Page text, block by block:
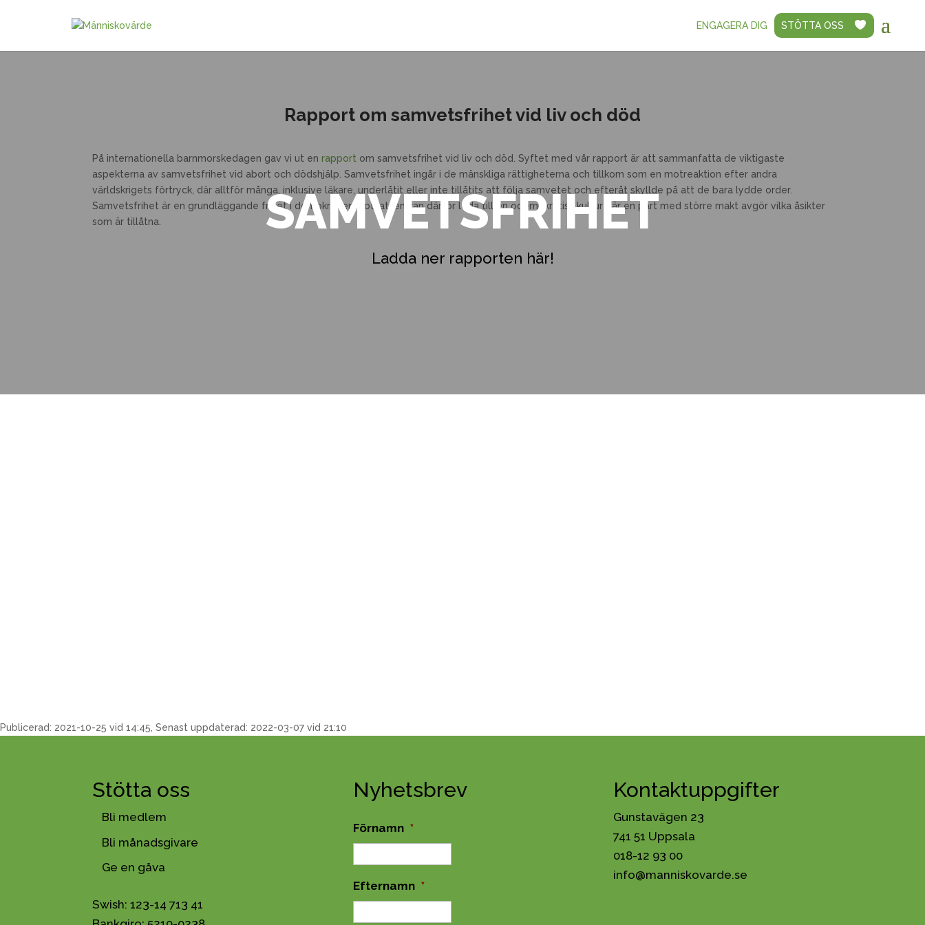
ENGAGERA DIG STÖTTA OSS
SAMVETSFRIHET
Rapport om samvetsfrihet vid liv och död
På internationella barnmorskedagen gav vi ut enrapport om samvetsfrihet vid liv och död. Syftet med vår rapport är att sammanfatta de viktigaste
aspekterna av samvetsfrihet vid abort och dödshjälp. Samvetsfrihet ingår i de mänskliga rättigheterna och tillkom som en motreaktion efter andra
världskrigets förtryck, där alltför många, inklusive läkare, underlåtit eller inte tillåtits att följa samvetet och efteråt skyllde på att de bara lydde order.
Samvetsfrihet är en grundläggande frihet i demokratier. Motsatsen kan därför leda till en odemokratisk kultur där en part med större makt avgör vilka åsikter
som är tillåtna.
Ladda ner rapporten här!
Publicerad: 2021-10-25 vid 14:45, Senast uppdaterad: 2022-03-07 vid 21:10
Stötta oss
Bli medlem
Bli månadsgivare
Ge en gåva
Swish: 123-14 713 41
Nyhetsbrev
Förnamn *
Efternamn *
Kontaktuppgifter
Gunstavägen 23
741 51 Uppsala
018-12 93 00
info@manniskovarde.se